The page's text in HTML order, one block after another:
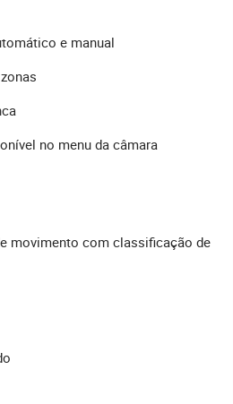
e manual
no menu da câmara
movimento com classificação de